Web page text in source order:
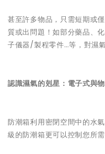
甚至許多物品，只需短期或
質或出問題！如部分藥品、
子儀器/製程零件…等，對濕
認識濕氣的剋星：電子式與
防潮箱利用密閉空間中的水
級的防潮箱更可以控制您所需